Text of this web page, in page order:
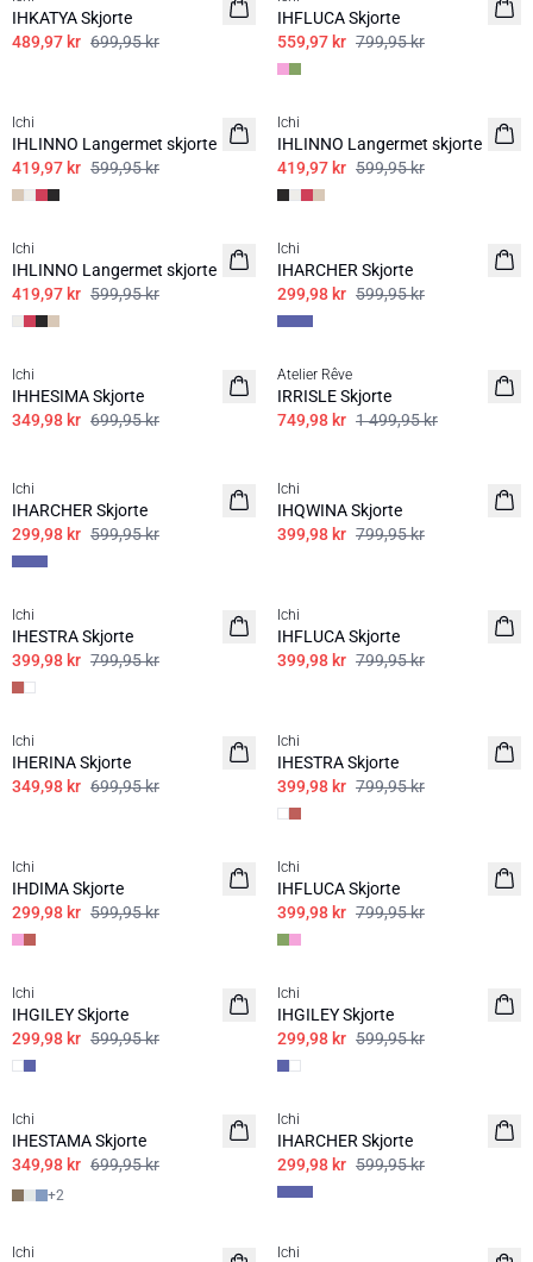
IHKATYA Skjorte
489,97 kr 699,95 kr
IHFLUCA Skjorte
559,97 kr 799,95 kr
Ichi
IHLINNO Langermet skjorte
419,97 kr 599,95 kr
SALE | 30%
Ichi
IHLINNO Langermet skjorte
419,97 kr 599,95 kr
SALE | 30%
Ichi
IHLINNO Langermet skjorte
419,97 kr 599,95 kr
SALE | 50%
Ichi
IHARCHER Skjorte
299,98 kr 599,95 kr
SALE | 50%
Ichi
IHHESIMA Skjorte
349,98 kr 699,95 kr
SALE | 50%
Atelier Rêve
IRRISLE Skjorte
749,98 kr 1 499,95 kr
Ichi
IHARCHER Skjorte
299,98 kr 599,95 kr
Ichi
IHQWINA Skjorte
399,98 kr 799,95 kr
SALE | 50%
Ichi
IHESTRA Skjorte
399,98 kr 799,95 kr
Ichi
IHFLUCA Skjorte
399,98 kr 799,95 kr
SALE | 50%
Ichi
IHERINA Skjorte
349,98 kr 699,95 kr
Ichi
IHESTRA Skjorte
399,98 kr 799,95 kr
Ichi
IHDIMA Skjorte
299,98 kr 599,95 kr
SALE | 50%
Ichi
IHFLUCA Skjorte
399,98 kr 799,95 kr
SALE | 50%
Ichi
IHGILEY Skjorte
299,98 kr 599,95 kr
SALE | 50%
Ichi
IHGILEY Skjorte
299,98 kr 599,95 kr
SALE | 50%
Ichi
IHESTAMA Skjorte
349,98 kr 699,95 kr
+2
SALE | 50%
Ichi
IHARCHER Skjorte
299,98 kr 599,95 kr
Ichi Ichi